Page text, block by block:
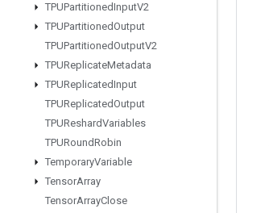
TPUPartitionedInputV2
TPUPartitionedOutput
TPUPartitionedOutputV2
TPUReplicateMetadata
TPUReplicatedInput
TPUReplicatedOutput
TPUReshardVariables
TPURoundRobin
TemporaryVariable
TensorArray
TensorArrayClose